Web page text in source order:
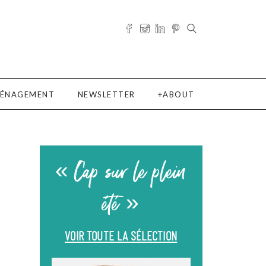
NEWSLETTER ABOUT
« Cap sur le plein
été »
VOIR TOUTE LA SÉLECTION